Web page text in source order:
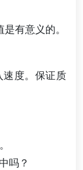
有意义的。
速度。保证质
吗？